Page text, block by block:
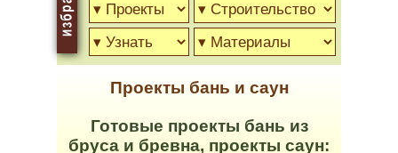
Проекты бань и саун
Готовые проекты бань из
бруса и бревна, проекты саун: